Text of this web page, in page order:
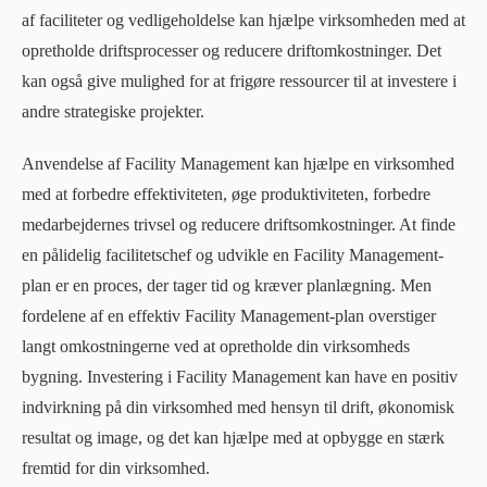
af faciliteter og vedligeholdelse kan hjælpe virksomheden med at
opretholde driftsprocesser og reducere driftomkostninger. Det
kan også give mulighed for at frigøre ressourcer til at investere i
andre strategiske projekter.
Anvendelse af Facility Management kan hjælpe en virksomhed
med at forbedre effektiviteten, øge produktiviteten, forbedre
medarbejdernes trivsel og reducere driftsomkostninger. At finde
en pålidelig facilitetschef og udvikle en Facility Management-
plan er en proces, der tager tid og kræver planlægning. Men
fordelene af en effektiv Facility Management-plan overstiger
langt omkostningerne ved at opretholde din virksomheds
bygning. Investering i Facility Management kan have en positiv
indvirkning på din virksomhed med hensyn til drift, økonomisk
resultat og image, og det kan hjælpe med at opbygge en stærk
fremtid for din virksomhed.